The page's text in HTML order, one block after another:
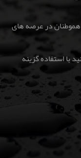
هموطنان در عرصه های
با استفاده گزینه